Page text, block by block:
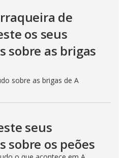
de
os seus
sobre as brigas
sobre as brigas de A
seus
sobre os peões